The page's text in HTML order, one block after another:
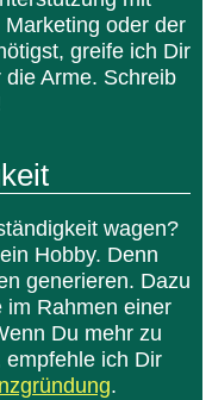
oder der
greife ich Dir
Arme. Schreib
wagen?
Hobby. Denn
generieren. Dazu
im Rahmen einer
Du mehr zu
ich Dir
.